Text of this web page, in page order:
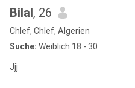
Bilal, 26
Chlef, Chlef, Algerien
Suche: Weiblich 18 - 30
Jjj